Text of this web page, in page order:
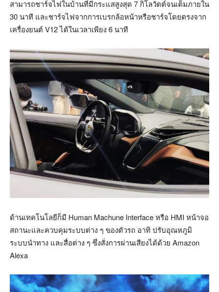
สามารถชาร์จไฟในบ้านที่มีกระแสสูงสุด 7 กิโลวัตต์จนเต็มภายใน
30 นาที และชาร์จไฟจากการเบรกล้อหน้าหรือชาร์จโดยตรงจาก
เครื่องยนต์ V12 ได้ในเวลาเพียง 6 นาที
ด้านเทคโนโลยีก็มี Human Machune Interface หรือ HMI หน้าจอ
สถานะและควบคุมระบบต่าง ๆ ของตัวรถ อาทิ ปรับอุณหภูมิ
ระบบนำทาง และสื่อต่าง ๆ ซึ่งสั่งการผ่านเสียงได้ด้วย Amazon
Alexa